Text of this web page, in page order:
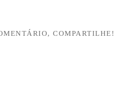
COMPARTILHE!